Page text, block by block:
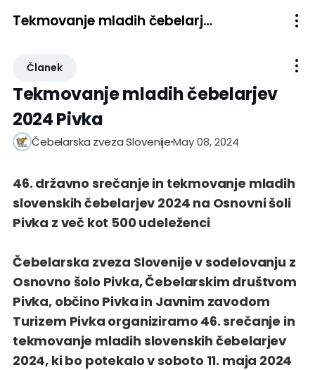
Tekmovanje mladih čebelarjev 2024 Pivka
Članek
Tekmovanje mladih čebelarjev
2024 Pivka
Čebelarska zveza SlovenijeMay 08, 2024
46. državno srečanje in tekmovanje mladih
slovenskih čebelarjev 2024 na Osnovni šoli
Pivka z več kot 500 udeleženci
Čebelarska zveza Slovenije v sodelovanju z
Osnovno šolo Pivka, Čebelarskim društvom
Pivka, občino Pivka in Javnim zavodom
Turizem Pivka organiziramo 46. srečanje in
tekmovanje mladih slovenskih čebelarjev
2024, ki bo potekalo v soboto 11. maja 2024